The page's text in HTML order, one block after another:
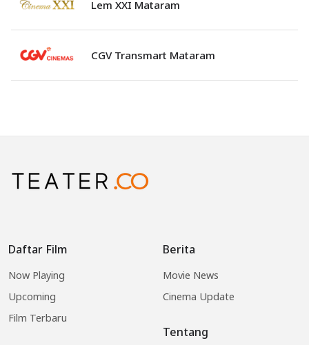
Lem XXI Mataram
CGV Transmart Mataram
Daftar Film
Now Playing
Upcoming
Film Terbaru
Berita
Movie News
Cinema Update
Tentang